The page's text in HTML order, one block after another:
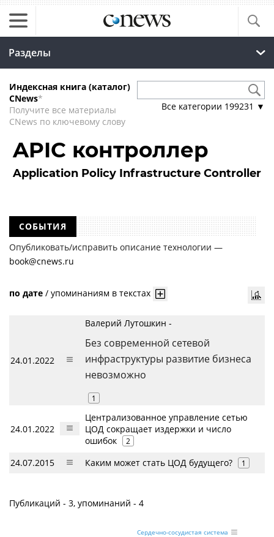
Разделы
Индексная книга (каталог)
CNews*
Получите все материалы
CNews по ключевому слову
Все категории 199231 ▼
APIC контроллер
Application Policy Infrastructure Controller
СОБЫТИЯ
Опубликовать/исправить описание технологии —
book@cnews.ru
по дате / упоминаниям в текстах
24.01.2022
Валерий Лутошкин -
Без современной сетевой
инфраструктуры развитие бизнеса
невозможно
1
24.01.2022
Централизованное управление сетью
ЦОД сокращает издержки и число
ошибок
2
24.07.2015 Каким может стать ЦОД будущего? 1
Публикаций - 3, упоминаний - 4
Сердечно-сосудистая система